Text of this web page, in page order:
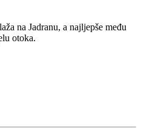
na Jadranu, a najljepše među
otoka.